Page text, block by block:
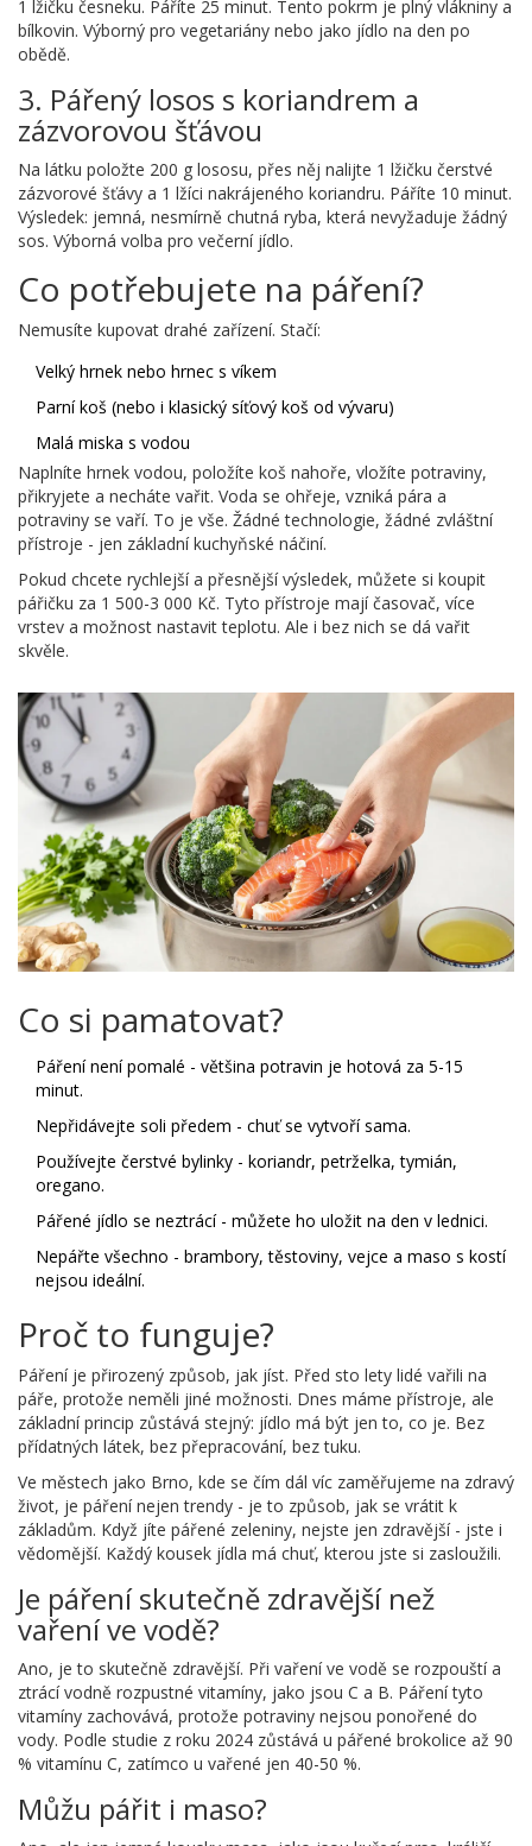
1 lžičku česneku. Páříte 25 minut. Tento pokrm je plný vlákniny a
bílkovin. Výborný pro vegetariány nebo jako jídlo na den po
obědě.
3. Pářený losos s koriandrem a
zázvorovou šťávou
Na látku položte 200 g lososu, přes něj nalijte 1 lžičku čerstvé
zázvorové šťávy a 1 lžíci nakrájeného koriandru. Páříte 10 minut.
Výsledek: jemná, nesmírně chutná ryba, která nevyžaduje žádný
sos. Výborná volba pro večerní jídlo.
Co potřebujete na páření?
Nemusíte kupovat drahé zařízení. Stačí:
Velký hrnek nebo hrnec s víkem
Parní koš (nebo i klasický síťový koš od vývaru)
Malá miska s vodou
Naplníte hrnek vodou, položíte koš nahoře, vložíte potraviny,
přikryjete a necháte vařit. Voda se ohřeje, vzniká pára a
potraviny se vaří. To je vše. Žádné technologie, žádné zvláštní
přístroje - jen základní kuchyňské náčiní.
Pokud chcete rychlejší a přesnější výsledek, můžete si koupit
pářičku za 1 500-3 000 Kč. Tyto přístroje mají časovač, více
vrstev a možnost nastavit teplotu. Ale i bez nich se dá vařit
skvěle.
Co si pamatovat?
Páření není pomalé - většina potravin je hotová za 5-15
minut.
Nepřidávejte soli předem - chuť se vytvoří sama.
Používejte čerstvé bylinky - koriandr, petrželka, tymián,
oregano.
Pářené jídlo se neztrácí - můžete ho uložit na den v lednici.
Nepářte všechno - brambory, těstoviny, vejce a maso s kostí
nejsou ideální.
Proč to funguje?
Páření je přirozený způsob, jak jíst. Před sto lety lidé vařili na
páře, protože neměli jiné možnosti. Dnes máme přístroje, ale
základní princip zůstává stejný: jídlo má být jen to, co je. Bez
přídatných látek, bez přepracování, bez tuku.
Ve městech jako Brno, kde se čím dál víc zaměřujeme na zdravý
život, je páření nejen trendy - je to způsob, jak se vrátit k
základům. Když jíte pářené zeleniny, nejste jen zdravější - jste i
vědomější. Každý kousek jídla má chuť, kterou jste si zasloužili.
Je páření skutečně zdravější než
vaření ve vodě?
Ano, je to skutečně zdravější. Při vaření ve vodě se rozpouští a
ztrácí vodně rozpustné vitamíny, jako jsou C a B. Páření tyto
vitamíny zachovává, protože potraviny nejsou ponořené do
vody. Podle studie z roku 2024 zůstává u pářené brokolice až 90
% vitamínu C, zatímco u vařené jen 40-50 %.
Můžu pářit i maso?